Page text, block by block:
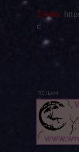
REKLAM
A
Źródło:
c